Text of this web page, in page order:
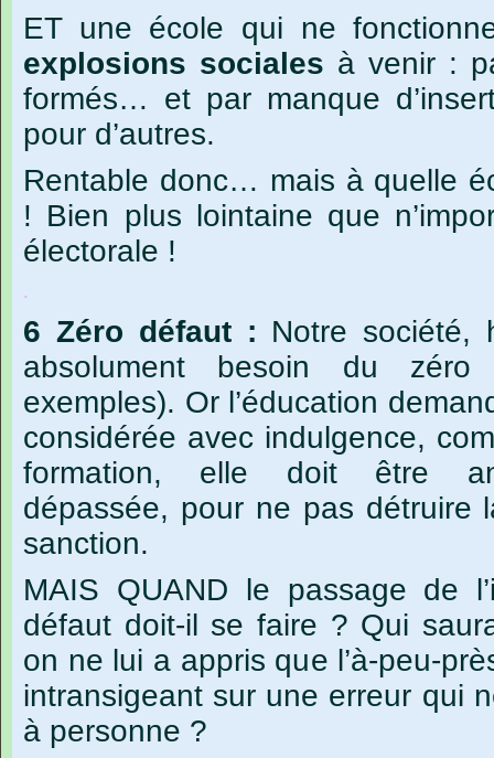
ET une école qui ne
explosions sociales à venir :
formés… et par manque
pour d’autres.
Rentable donc… mais à quelle
! Bien plus lointaine que
électorale !
.
6 Zéro défaut : Notre société,
absolument
besoin du
zéro
exemples). Or l’éducation
considérée avec indulgence,
formation,
elle doit être
dépassée, pour ne pas détruire
sanction.
MAIS QUAND le passage de
défaut doit-il se faire ? Qui
on ne lui a appris que l’à-peu-
intransigeant sur une erreur qui
à personne ?